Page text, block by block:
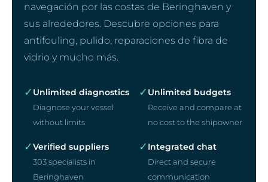
navegación por las costas de Beringhaven y
sus alrededores. Descubre opciones para
antifouling, pulido, reparaciones de fibra de
vidrio y mucho más.
✓ Unlimited diagnostics
Diagnose your vessel
without limits
✓ Unlimited budgets
Receive and compare at
no cost to the shipowner
✓Verified suppliers
303 specialists in
Beringhaven
✓ Integrated chat
Direct and secure
communication